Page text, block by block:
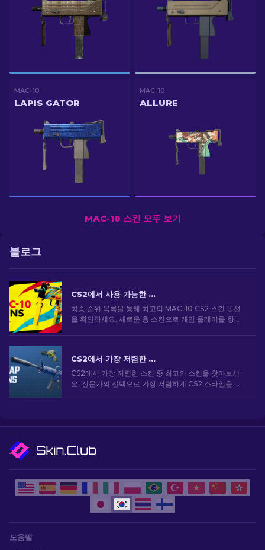
MAC-10
LAPIS GATOR
MAC-10
ALLURE
MAC-10 스킨 모두 보기
블로그
CS2에서 사용 가능한 상위 MAC-10 스킨: 순위 목록 [2026]
최종 순위 목록을 통해 최고의 MAC-10 CS2 스킨 옵션
을 확인하세요. 새로운 총 스킨으로 게임 플레이를 향상
CS2에서 가장 저렴한 스킨 [2026]
CS2에서 가장 저렴한 스킨 중 최고의 스킨을 찾아보세
요. 전문가의 선택으로 가장 저렴하게 CS2 스타일을 업
도움말